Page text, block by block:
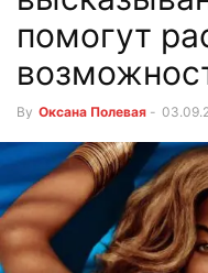
помогут
By Оксана Полевая -